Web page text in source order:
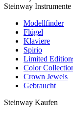
Steinway Instrumente
Modellfinder
Flügel
Klaviere
Spirio
Limited
Color
Crown Jewels
Gebraucht
Steinway Kaufen